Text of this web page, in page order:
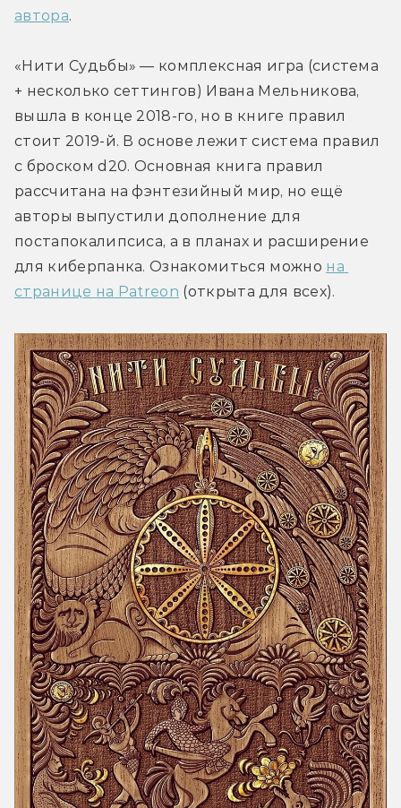
автора.
«Нити Судьбы» — комплексная игра (система
+ несколько сеттингов) Ивана Мельникова,
вышла в конце 2018-го, но в книге правил
стоит 2019-й. В основе лежит система правил
с броском d20. Основная книга правил
рассчитана на фэнтезийный мир, но ещё
авторы выпустили дополнение для
постапокалипсиса, а в планах и расширение
для киберпанка. Ознакомиться можно на
странице на Patreon (открыта для всех).